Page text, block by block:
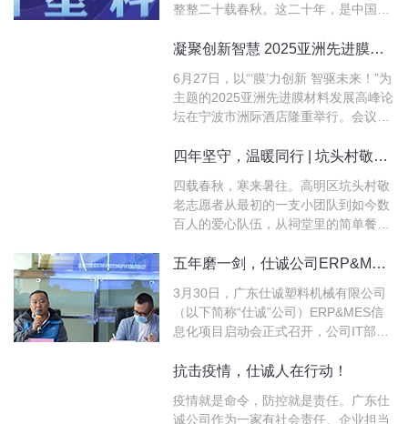
整整二十载春秋。这二十年，是中国塑
跑的奋进历程；这二十年，狮山塑料工
运，成为了塑料膜材心中不可或缺的交
流合作平台。
凝聚创新智慧 2025亚洲先进膜材料发展高峰论坛在宁波隆重举行
6月27日，以“‘膜’力创新 智驱未来！”为
主题的2025亚洲先进膜材料发展高峰论
坛在宁波市洲际酒店隆重举行。会议聚
转化，旨在提升生产企业核心竞争力，
甚至领先地位。本次大会由宁波市新材
料产业…
四年坚守，温暖同行 | 坑头村敬老服务的“变”与“不变”
四载春秋，寒来暑往。高明区坑头村敬
老志愿者从最初的一支小团队到如今数
百人的爱心队伍，从祠堂里的简单餐食
老服务在时光中沉淀出温暖的力量。今
您走进这场关于爱与成长的旅程。
五年磨一剑，仕诚公司ERP&MES项目正式启动，加速工业互联网建设
3月30日，广东仕诚塑料机械有限公司
（以下简称“仕诚”公司）ERP&MES信
息化项目启动会正式召开，公司IT部、
方服务公司的主要人员出席了本次会
动，仕诚在信息化建设的路上跨出了最
抗击疫情，仕诚人在行动！
疫情就是命令，防控就是责任。广东仕
诚公司作为一家有社会责任、企业担当